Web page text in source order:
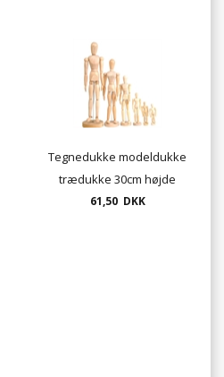
Tegnedukke modeldukke
trædukke 30cm højde
kvinde eller mand
61,50 DKK